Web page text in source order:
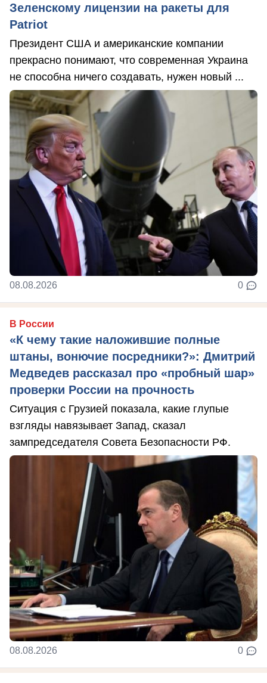
Зеленскому лицензии на ракеты для
Patriot
Президент США и американские компании
прекрасно понимают, что современная Украина
не способна ничего создавать, нужен новый ...
08.08.2026 0
В России
«К чему такие наложившие полные
штаны, вонючие посредники?»: Дмитрий
Медведев рассказал про «пробный шар»
проверки России на прочность
Ситуация с Грузией показала, какие глупые
взгляды навязывает Запад, сказал
зампредседателя Совета Безопасности РФ.
08.08.2026 0